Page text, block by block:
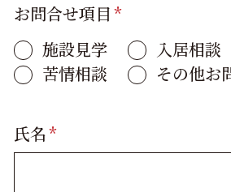
お問合せ項目*
施設見学
入居相談
苦情相談
その他お
氏名*